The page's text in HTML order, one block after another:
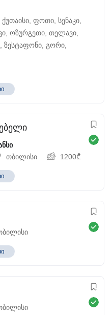
ქუთაისი ფოთი სენაკი
ოზურგეთი თელავი
ზესტაფონი გორი
თბილისი 1200₾